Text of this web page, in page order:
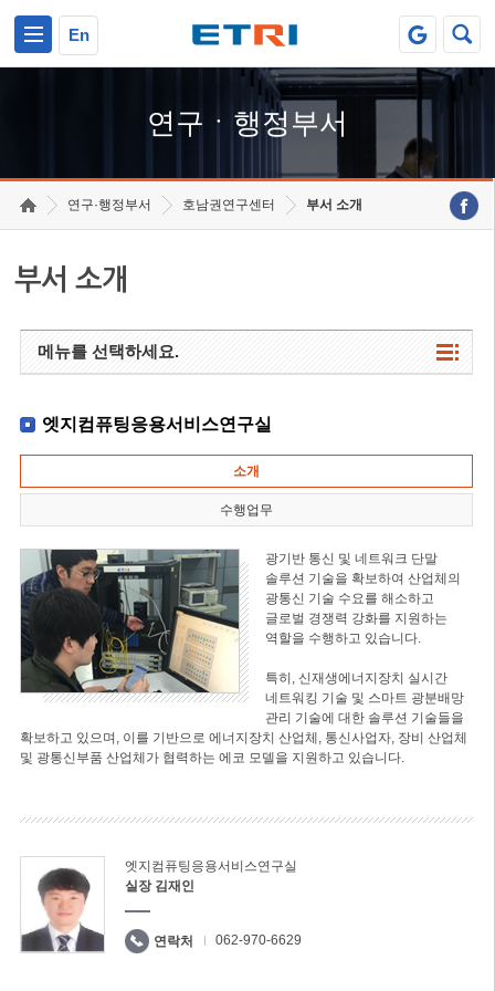
En
연구ㆍ행정부서
연구·행정부서 호남권연구센터 부서 소개
부서 소개
메뉴를 선택하세요.
엣지컴퓨팅응용서비스연구실
소개
수행업무
광기반 통신 및 네트워크 단말
솔루션 기술을 확보하여 산업체의
광통신 기술 수요를 해소하고
글로벌 경쟁력 강화를 지원하는
역할을 수행하고 있습니다.
특히, 신재생에너지장치 실시간
네트워킹 기술 및 스마트 광분배망
관리 기술에 대한 솔루션 기술들을
확보하고 있으며, 이를 기반으로 에너지장치 산업체, 통신사업자, 장비 산업체
및 광통신부품 산업체가 협력하는 에코 모델을 지원하고 있습니다.
엣지컴퓨팅응용서비스연구실
실장 김재인
연락처 062-970-6629